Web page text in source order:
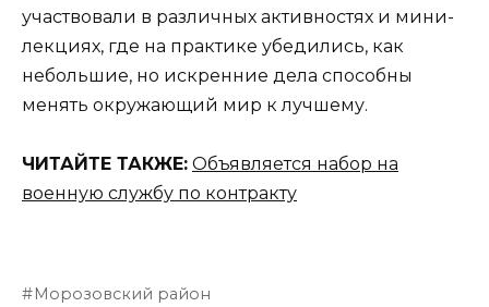
участвовали в различных активностях и мини-
лекциях, где на практике убедились, как
небольшие, но искренние дела способны
менять окружающий мир к лучшему.
ЧИТАЙТЕ ТАКЖЕ: Объявляется набор на
военную службу по контракту
Морозовский район